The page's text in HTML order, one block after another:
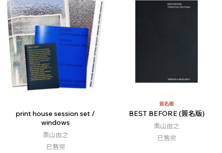
print house session set /
windows
奧山由之
已售完
簽名版
BEST BEFORE (簽名版)
奧山由之
已售完